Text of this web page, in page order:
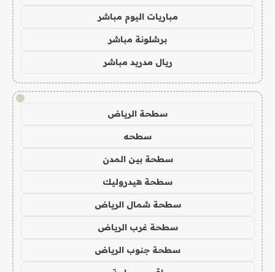
مباريات اليوم مباشر
برشلونة مباشر
ريال مدريد مباشر
!
سطحة الرياض
سطحه
سطحة بين المدن
سطحة هيدروليك
سطحة شمال الرياض
سطحة غرب الرياض
سطحة جنوب الرياض